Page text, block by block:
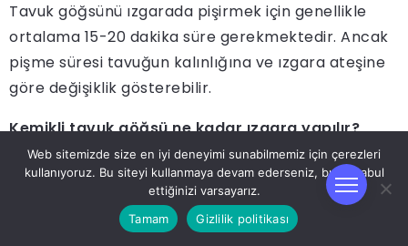
Tavuk göğsünü ızgarada pişirmek için genellikle
ortalama 15-20 dakika süre gerekmektedir. Ancak
pişme süresi tavuğun kalınlığına ve ızgara ateşine
göre değişiklik gösterebilir.
Kemikli tavuk göğsü ne kadar ızgara yapılır?
Kemikli tavuk göğsünü ızgarada pişirmek için
genellikle 20-25 dakika süre gerekmektedir.
Kemiklerin iç kısmının tam olarak pişmesi için bu
Web sitemizde size en iyi deneyimi sunabilmemiz için çerezleri
kullanıyoruz. Bu siteyi kullanmaya devam ederseniz, bunu kabul
ettiğinizi varsayarız.
Tamam
Gizlilik politikası